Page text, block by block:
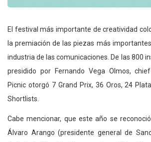
El festival más importante de creatividad
la premiación de las piezas más
industria de las comunicaciones. De las 800
presidido por Fernando Vega Olmos,
Picnic otorgó 7 Grand Prix, 36 Oros, 24
Shortlists.
Cabe mencionar, que este año se
Álvaro Arango (presidente general de